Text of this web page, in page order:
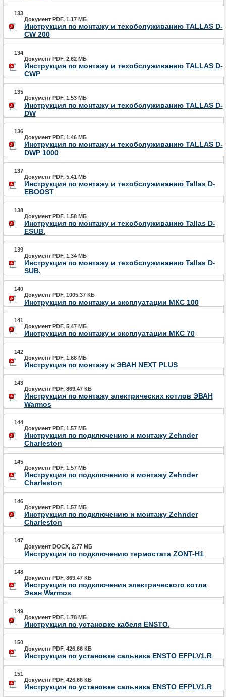
133
Документ PDF, 1.17 МБ
Инструкция по монтажу и техобслуживанию TALLAS D-
CW 200
134
Документ PDF, 2.62 МБ
Инструкция по монтажу и техобслуживанию TALLAS D-
CWP
135
Документ PDF, 1.53 МБ
Инструкция по монтажу и техобслуживанию TALLAS D-
DW
136
Документ PDF, 1.46 МБ
Инструкция по монтажу и техобслуживанию TALLAS D-
DWP 1000
137
Документ PDF, 5.41 МБ
Инструкция по монтажу и техобслуживанию Tallas D-
EBOOST
138
Документ PDF, 1.58 МБ
Инструкция по монтажу и техобслуживанию Tallas D-
ESUB.
139
Документ PDF, 1.34 МБ
Инструкция по монтажу и техобслуживанию Tallas D-
SUB.
140
Документ PDF, 1005.37 КБ
Инструкция по монтажу и эксплуатации МКС 100
141
Документ PDF, 5.47 МБ
Инструкция по монтажу и эксплуатации МКС 70
142
Документ PDF, 1.88 МБ
Инструкция по монтажу к ЭВАН NEXT PLUS
143
Документ PDF, 869.47 КБ
Инструкция по монтажу электрических котлов ЭВАН
Warmos
144
Документ PDF, 1.57 МБ
Инструкция по подключению и монтажу Zehnder
Charleston
145
Документ PDF, 1.57 МБ
Инструкция по подключению и монтажу Zehnder
Charleston
146
Документ PDF, 1.57 МБ
Инструкция по подключению и монтажу Zehnder
Charleston
147
Документ DOCX, 2.77 МБ
Инструкция по подключению термостата ZONT-H1
148
Документ PDF, 869.47 КБ
Инструкция по подключения электрического котла
Эван Warmos
149
Документ PDF, 1.78 МБ
Инструкция по установке кабеля ENSTO.
150
Документ PDF, 426.66 КБ
Инструкция по установке сальника ENSTO EFPLV1.R
151
Документ PDF, 426.66 КБ
Инструкция по установке сальника ENSTO EFPLV1.R